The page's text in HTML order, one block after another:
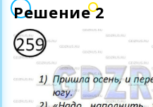
Решение 2